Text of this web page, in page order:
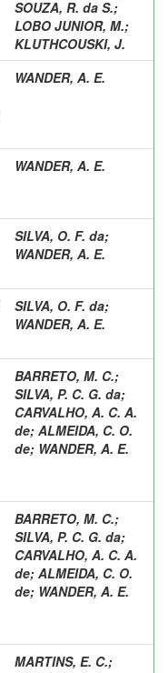
SOUZA, R. da S.;
LOBO JUNIOR, M.;
KLUTHCOUSKI, J.
WANDER, A. E.
WANDER, A. E.
SILVA, O. F. da;
WANDER, A. E.
SILVA, O. F. da;
WANDER, A. E.
BARRETO, M. C.;
SILVA, P. C. G. da;
CARVALHO, A. C. A.
de; ALMEIDA, C. O.
de; WANDER, A. E.
BARRETO, M. C.;
SILVA, P. C. G. da;
CARVALHO, A. C. A.
de; ALMEIDA, C. O.
de; WANDER, A. E.
MARTINS, E. C.;